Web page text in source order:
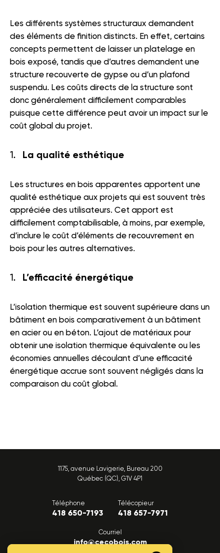
Les différents systèmes structuraux demandent
des éléments de finition distincts. En effet, certains
concepts permettent de laisser un platelage en
bois exposé, tandis que d’autres demandent une
structure recouverte de gypse ou d’un plafond
suspendu. Les coûts directs de la structure sont
donc généralement difficilement comparables
puisque cette différence peut avoir un impact sur le
coût global du projet.
La qualité esthétique
Les structures en bois apparentes apportent une
qualité esthétique aux projets qui est souvent très
appréciée des utilisateurs. Cet apport est
difficilement comptabilisable, à moins, par exemple,
d’inclure le coût d’éléments de recouvrement en
bois pour les autres alternatives.
L’efficacité énergétique
L’isolation thermique est souvent supérieure dans un
bâtiment en bois comparativement à un bâtiment
en acier ou en béton. L’ajout de matériaux pour
obtenir une isolation thermique équivalente ou les
économies annuelles découlant d’une efficacité
énergétique accrue sont souvent négligés dans la
comparaison du coût global.
1175, avenue Lavigerie, Bureau 200
Québec (QC), G1V 4P1
Téléphone
418 650-7193
Télécopieur
418 657-7971
Courriel
info@cecobois.com